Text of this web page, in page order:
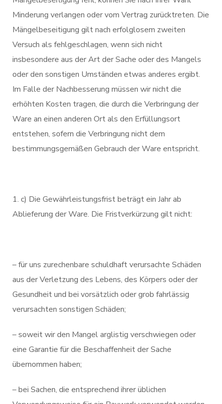
Minderung verlangen oder vom Vertrag zurücktreten. Die
Mängelbeseitigung gilt nach erfolglosem zweiten
Versuch als fehlgeschlagen, wenn sich nicht
insbesondere aus der Art der Sache oder des Mangels
oder den sonstigen Umständen etwas anderes ergibt.
Im Falle der Nachbesserung müssen wir nicht die
erhöhten Kosten tragen, die durch die Verbringung der
Ware an einen anderen Ort als den Erfüllungsort
entstehen, sofern die Verbringung nicht dem
bestimmungsgemäßen Gebrauch der Ware entspricht.
c) Die Gewährleistungsfrist beträgt ein Jahr ab
Ablieferung der Ware. Die Fristverkürzung gilt nicht:
– für uns zurechenbare schuldhaft verursachte Schäden
aus der Verletzung des Lebens, des Körpers oder der
Gesundheit und bei vorsätzlich oder grob fahrlässig
verursachten sonstigen Schäden;
– soweit wir den Mangel arglistig verschwiegen oder
eine Garantie für die Beschaffenheit der Sache
übernommen haben;
– bei Sachen, die entsprechend ihrer üblichen